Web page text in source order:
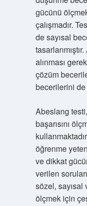
gücünü
çalışmadır.
de sayısal
alınması
çözüm
becerilerini
Abeslang
başarısını
öğrenme
ve dikkat
verilen
sözel, sayısal
ölçmek için